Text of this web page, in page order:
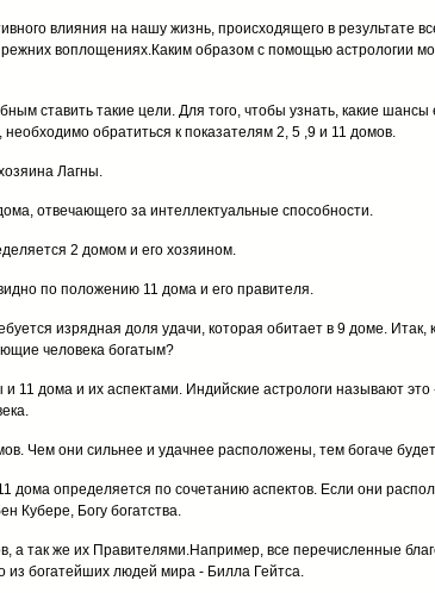
влияния на нашу жизнь, происходящего в результате
воплощениях.Каким образом с помощью астрологии
ставить такие цели. Для того, чтобы узнать, какие шансы
обратиться к показателям 2, 5 ,9 и 11 домов.
Лагны.
отвечающего за интеллектуальные способности.
2 домом и его хозяином.
по положению 11 дома и его правителя.
изрядная доля удачи, которая обитает в 9 доме. Итак,
человека богатым?
11 дома и их аспектами. Индийские астрологи называют
Чем они сильнее и удачнее расположены, тем богаче
определяется по сочетанию аспектов. Если они
Кубере, Богу богатства.
а так же их Правителями.Например, все перечисленные
из богатейших людей мира - Билла Гейтса.